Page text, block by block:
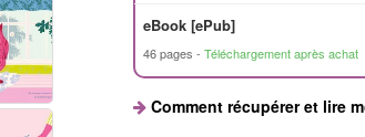
eBook [ePub]
46 pages Téléchargement après achat
Comment récupérer et lire